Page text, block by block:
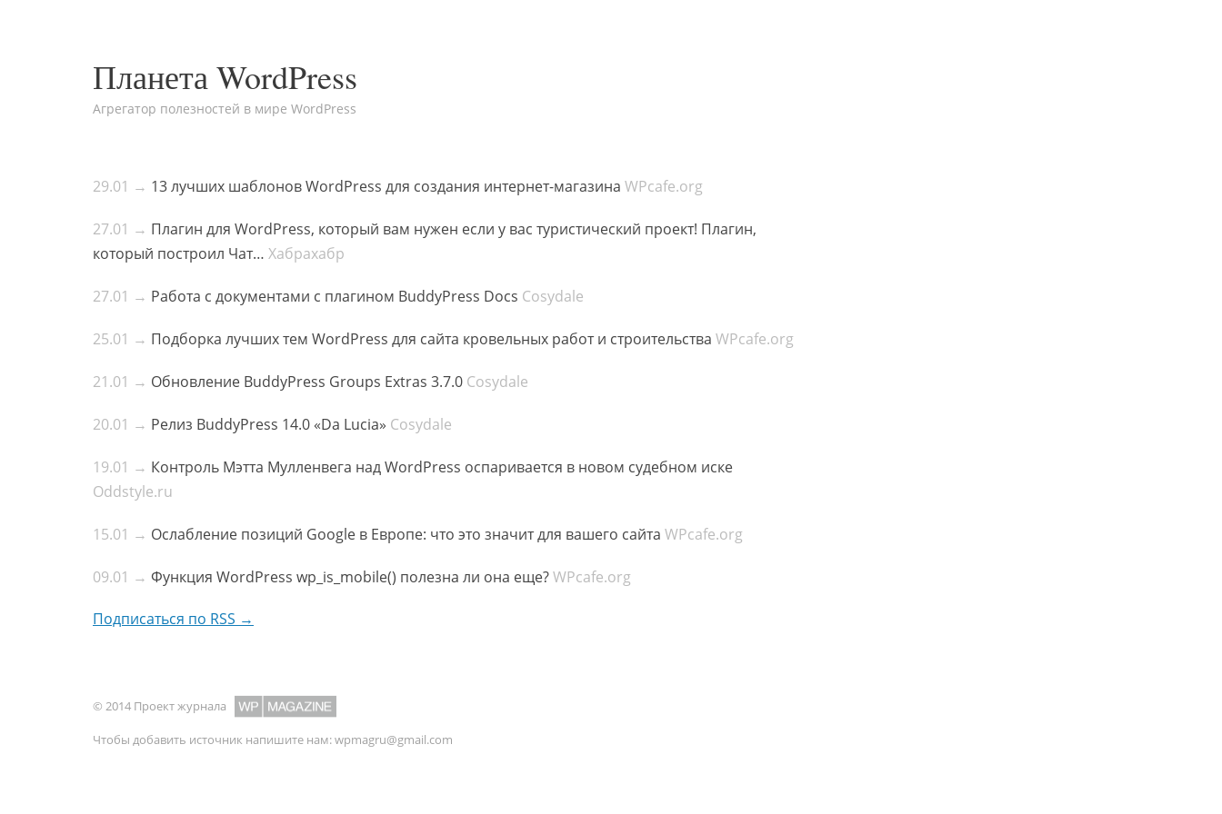
Планета WordPress
Агрегатор полезностей в мире WordPress
29.01 → 13 лучших шаблонов WordPress для создания интернет-магазина WPcafe.org
27.01 → Плагин для WordPress, который вам нужен если у вас туристический проект! Плагин,
который построил Чат… Хабрахабр
27.01 → Работа с документами с плагином BuddyPress Docs Cosydale
25.01 → Подборка лучших тем WordPress для сайта кровельных работ и строительства WPcafe.org
21.01 → Обновление BuddyPress Groups Extras 3.7.0 Cosydale
20.01 → Релиз BuddyPress 14.0 «Da Lucia» Cosydale
19.01 → Контроль Мэтта Мулленвега над WordPress оспаривается в новом судебном иске
Oddstyle.ru
15.01 → Ослабление позиций Google в Европе: что это значит для вашего сайта WPcafe.org
09.01 → Функция WordPress wp_is_mobile() полезна ли она еще?WPcafe.org
Подписаться по RSS →
© 2014 Проект журнала
Чтобы добавить источник напишите нам:wpmagru@gmail.com